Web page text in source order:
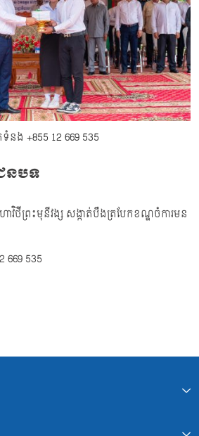
ទំនង +855 12 669 535
នបទ
រះមុនីវង្ស សង្កាត់បឹងត្របែកខណ្ឌចំការមន
669 535